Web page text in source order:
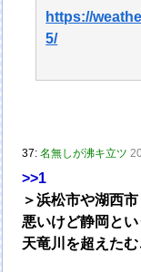
https://
5/
37:名無しが沸キ立ツ
>>1
＞浜松市や湖西市
悪いけど静岡と
天竜川を超えた